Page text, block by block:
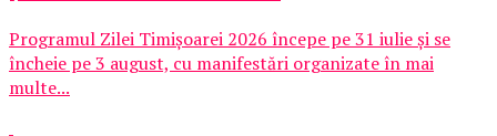
Programul Zilei Timișoarei 2026 începe pe 31 iulie și se
încheie pe 3 august, cu manifestări organizate în mai
multe...